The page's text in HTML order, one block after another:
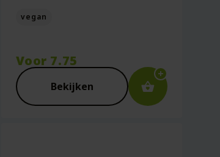
vegan
Voor 7.75
Bekijken